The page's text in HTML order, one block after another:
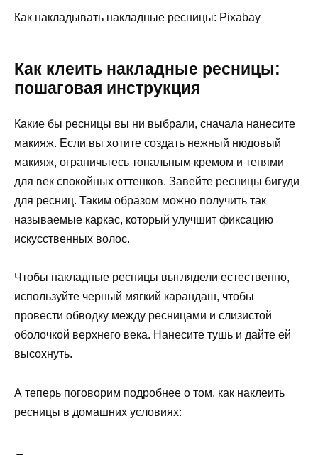
Как накладывать накладные ресницы: Pixabay
Как клеить накладные ресницы:
пошаговая инструкция
Какие бы ресницы вы ни выбрали, сначала нанесите
макияж. Если вы хотите создать нежный нюдовый
макияж, ограничьтесь тональным кремом и тенями
для век спокойных оттенков. Завейте ресницы бигуди
для ресниц. Таким образом можно получить так
называемые каркас, который улучшит фиксацию
искусственных волос.
Чтобы накладные ресницы выглядели естественно,
используйте черный мягкий карандаш, чтобы
провести обводку между ресницами и слизистой
оболочкой верхнего века. Нанесите тушь и дайте ей
высохнуть.
А теперь поговорим подробнее о том, как наклеить
ресницы в домашних условиях: